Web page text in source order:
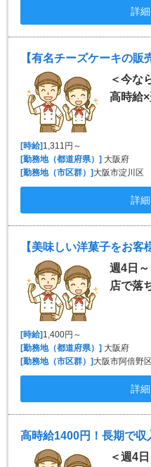
詳
【有名チーズケーキの販
＜今な
高時給
[時給] 1,311円～
[勤務地（都道府県）] 大阪府
[勤務地（市区群）] 大阪市淀川区
詳
【美味しい洋菓子をお客
週4日
店で落
[時給]1,400円～
[勤務地（都道府県）]大阪府
[勤務地（市区群）]大阪市阿倍野
詳
高時給1400円！長期で
＜週4